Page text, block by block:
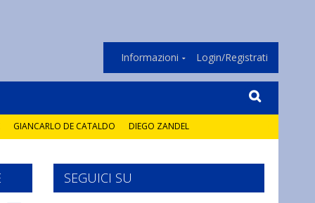
Informazioni Login/Registrati
GIANCARLO DE CATALDO DIEGO ZANDEL
SEGUICI SU